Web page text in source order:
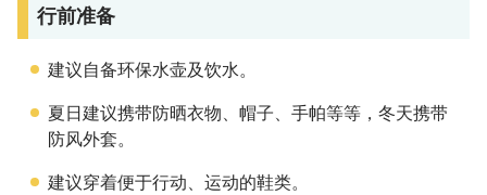
行前准备
建议自备环保水壶及饮水。
夏日建议携带防晒衣物、帽子、手帕等等，冬天携带
防风外套。
建议穿着便于行动、运动的鞋类。